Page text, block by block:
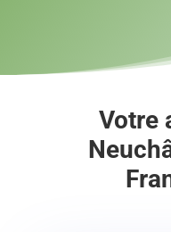
Votre